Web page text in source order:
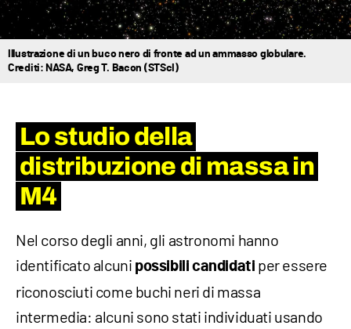
Illustrazione di un buco nero di fronte ad un ammasso globulare.
Crediti: NASA, Greg T. Bacon (STScI)
Lo studio della
distribuzione di massa in
M4
Nel corso degli anni, gli astronomi hanno
identificato alcuni possibili candidati per essere
riconosciuti come buchi neri di massa
intermedia: alcuni sono stati individuati usando